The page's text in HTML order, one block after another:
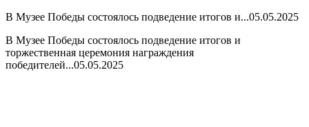
В Музее Победы состоялось подведение итогов и...05.05.2025
В Музее Победы состоялось подведение итогов и
торжественная церемония награждения
победителей...05.05.2025